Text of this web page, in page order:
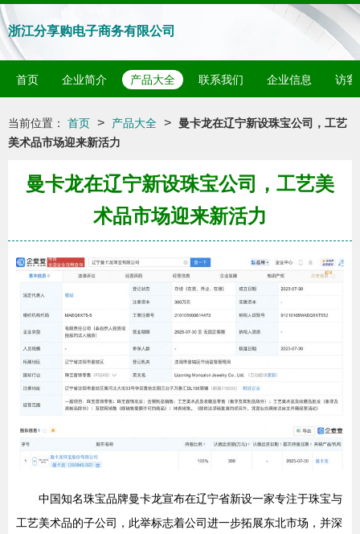
浙江分享购电子商务有限公司
首页 企业简介 产品大全 联系我们 企业信息 访客
当前位置： 首页 > 产品大全 >
曼卡龙在辽宁新设珠宝公司，工艺
美术品市场迎来新活力
曼卡龙在辽宁新设珠宝公司，工艺美
术品市场迎来新活力
中国知名珠宝品牌曼卡龙宣布在辽宁省新设一家专注于珠宝与
工艺美术品的子公司，此举标志着公司进一步拓展东北市场，并深